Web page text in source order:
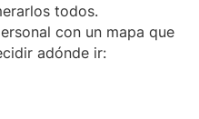
todos.
con un mapa que
adónde ir: